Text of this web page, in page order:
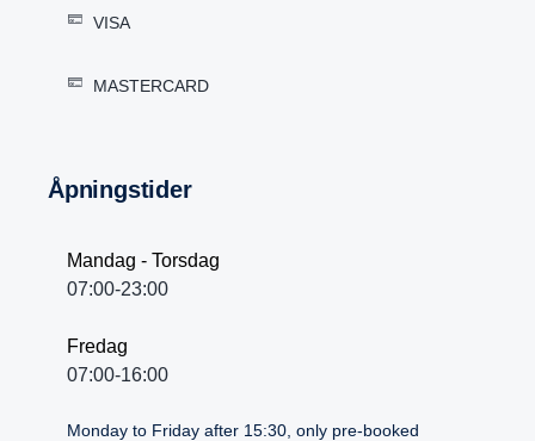
VISA
MASTERCARD
Åpningstider
Mandag - Torsdag
07:00-23:00
Fredag
07:00-16:00
Monday to Friday after 15:30, only pre-booked